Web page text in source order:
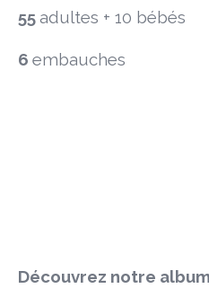
55 adultes + 10 bébés
6 embauches
Découvrez notre